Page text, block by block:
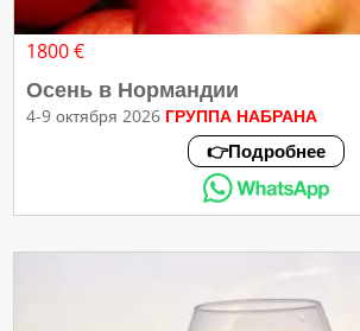
1800 €
Осень в Нормандии
4-9 октября 2026 ГРУППА НАБРАНА
👉Подробнее